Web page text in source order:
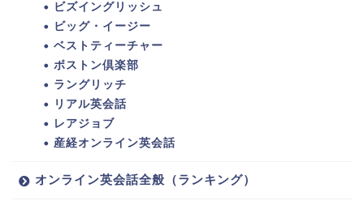
ビズイングリッシュ
ビッグ・イージー
ベストティーチャー
ボストン倶楽部
ラングリッチ
リアル英会話
レアジョブ
産経オンライン英会話
オンライン英会話全般（ランキング）